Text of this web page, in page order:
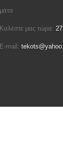
Καλέστε μας τώρα:
E-mail: